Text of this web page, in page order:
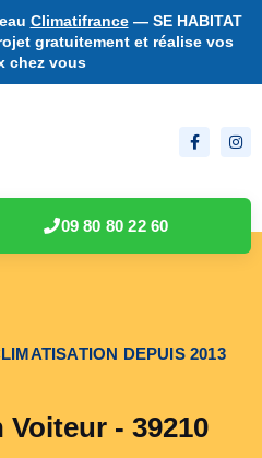
Climatifrance— SE HABITAT
gratuitement et réalise vos
chez vous
09 80 80 22 60
DEPUIS 2013
- 39210